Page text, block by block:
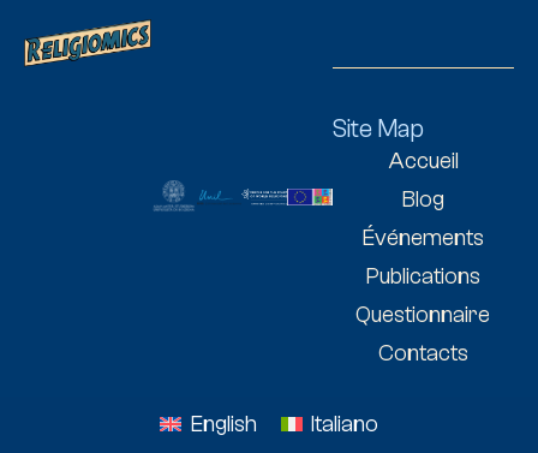
Site Map
Accueil
Blog
Événements
Publications
Questionnaire
Contacts
English Italiano